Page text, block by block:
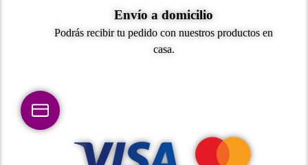
Envío a domicilio
Podrás recibir tu pedido con nuestros productos en
casa.